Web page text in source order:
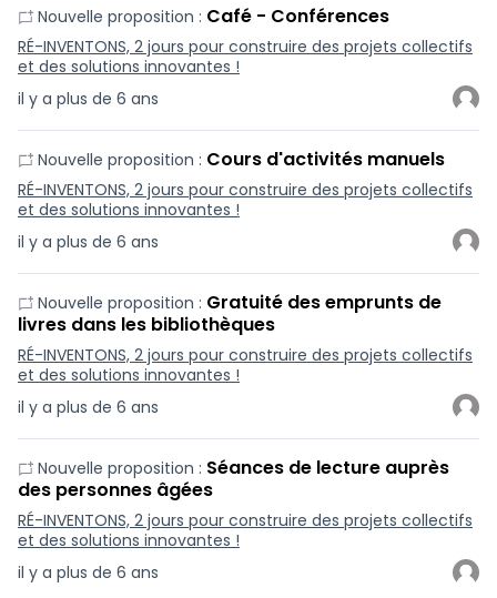
il y a plus de 6 ans
Nouvelle proposition : Café - Conférences
RÉ-INVENTONS, 2 jours pour construire des projets collectifs
et des solutions innovantes !
il y a plus de 6 ans
Nouvelle proposition : Cours d'activités manuels
RÉ-INVENTONS, 2 jours pour construire des projets collectifs
et des solutions innovantes !
il y a plus de 6 ans
Nouvelle proposition : Gratuité des emprunts de
livres dans les bibliothèques
RÉ-INVENTONS, 2 jours pour construire des projets collectifs
et des solutions innovantes !
il y a plus de 6 ans
Nouvelle proposition : Séances de lecture auprès
des personnes âgées
RÉ-INVENTONS, 2 jours pour construire des projets collectifs
et des solutions innovantes !